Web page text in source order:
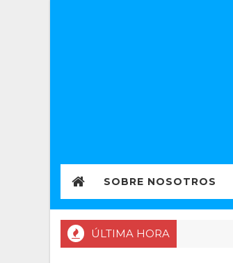
SOBRE NOSOTROS
ÚLTIMA HORA